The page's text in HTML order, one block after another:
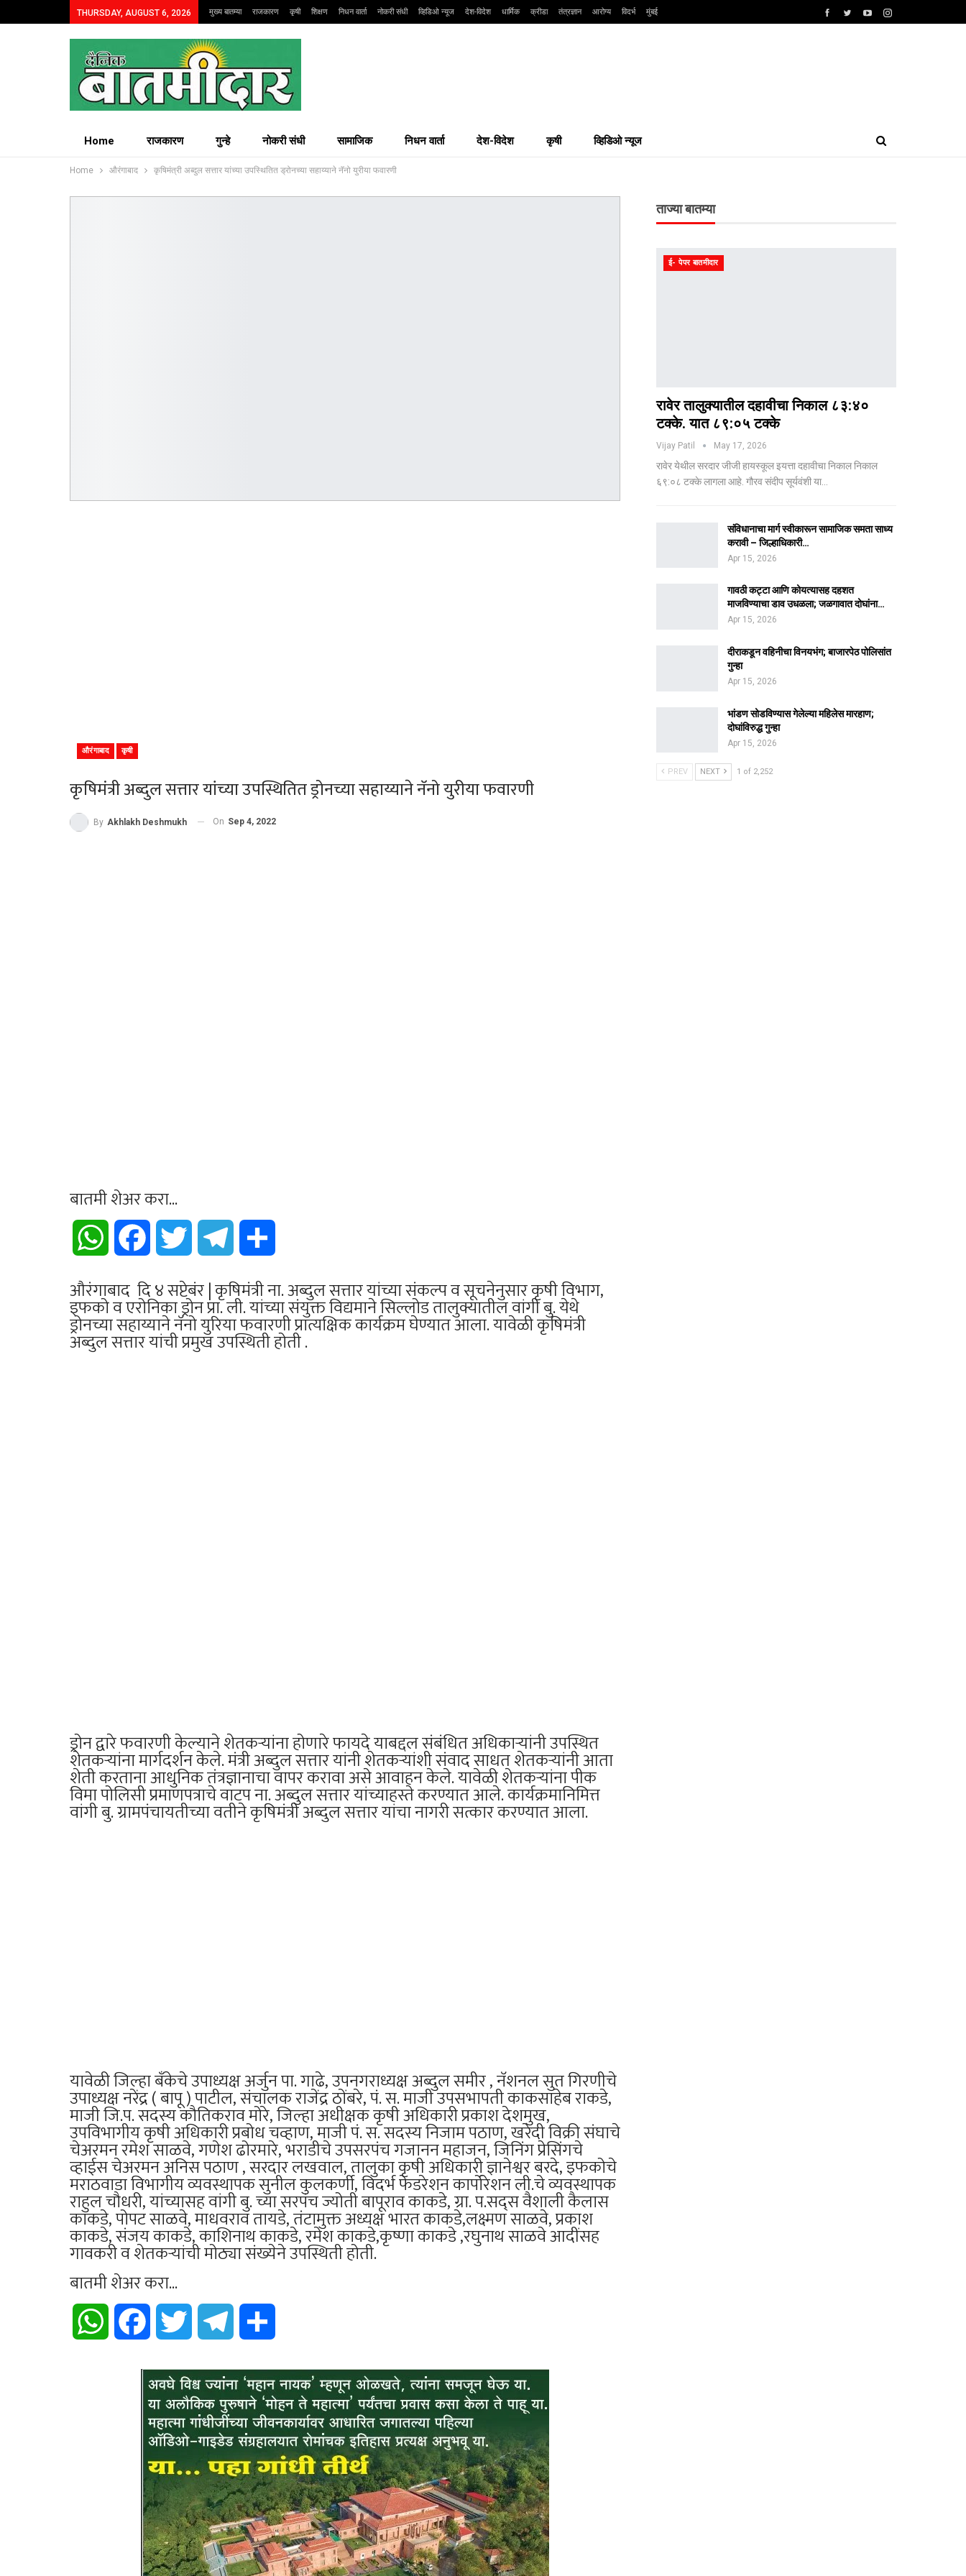
THURSDAY, AUGUST 6, 2026 मुख्य बातम्या राजकारण कृषी शिक्षण निधन वार्ता नोकरी संधी व्हिडिओ न्यूज देश-विदेश धार्मिक क्रीडा तंत्रज्ञान आरोग्य विदर्भ मुंबई
Home राजकारण गुन्हे नोकरी संधी सामाजिक निधन वार्ता देश-विदेश कृषी व्हिडिओ न्यूज
Home औरंगाबाद कृषिमंत्री अब्दुल सत्तार यांच्या उपस्थितित ड्रोनच्या सहाय्याने नॅनो युरीया फवारणी
औरंगाबाद कृषी
कृषिमंत्री अब्दुल सत्तार यांच्या उपस्थितित ड्रोनच्या सहाय्याने नॅनो युरीया फवारणी
By Akhlakh Deshmukh On Sep 4, 2022
बातमी शेअर करा...
WhatsApp Facebook Twitter Telegram
औरंगाबाद दि ४ सप्टेबंर | कृषिमंत्री ना. अब्दुल सत्तार यांच्या संकल्प व सूचनेनुसार कृषी विभाग,
इफको व एरोनिका ड्रोन प्रा. ली. यांच्या संयुक्त विद्यमाने सिल्लोड तालुक्यातील वांगी बु. येथे
ड्रोनच्या सहाय्याने नॅनो युरिया फवारणी प्रात्यक्षिक कार्यक्रम घेण्यात आला. यावेळी कृषिमंत्री
अब्दुल सत्तार यांची प्रमुख उपस्थिती होती .
ड्रोन द्वारे फवारणी केल्याने शेतकऱ्यांना होणारे फायदे याबद्दल संबंधित अधिकाऱ्यांनी उपस्थित
शेतकऱ्यांना मार्गदर्शन केले. मंत्री अब्दुल सत्तार यांनी शेतकऱ्यांशी संवाद साधत शेतकऱ्यांनी आता
शेती करताना आधुनिक तंत्रज्ञानाचा वापर करावा असे आवाहन केले. यावेळी शेतकऱ्यांना पीक
विमा पोलिसी प्रमाणपत्राचे वाटप ना. अब्दुल सत्तार यांच्याहस्ते करण्यात आले. कार्यक्रमानिमित्त
वांगी बु. ग्रामपंचायतीच्या वतीने कृषिमंत्री अब्दुल सत्तार यांचा नागरी सत्कार करण्यात आला.
यावेळी जिल्हा बँकेचे उपाध्यक्ष अर्जुन पा. गाढे, उपनगराध्यक्ष अब्दुल समीर , नॅशनल सुत गिरणीचे
उपाध्यक्ष नरेंद्र ( बापू ) पाटील, संचालक राजेंद्र ठोंबरे, पं. स. माजी उपसभापती काकसाहेब राकडे,
माजी जि.प. सदस्य कौतिकराव मोरे, जिल्हा अधीक्षक कृषी अधिकारी प्रकाश देशमुख,
उपविभागीय कृषी अधिकारी प्रबोध चव्हाण, माजी पं. स. सदस्य निजाम पठाण, खरेदी विक्री संघाचे
चेअरमन रमेश साळवे, गणेश ढोरमारे, भराडीचे उपसरपंच गजानन महाजन, जिनिंग प्रेसिंगचे
व्हाईस चेअरमन अनिस पठाण , सरदार लखवाल, तालुका कृषी अधिकारी ज्ञानेश्वर बरदे, इफकोचे
मराठवाडा विभागीय व्यवस्थापक सुनील कुलकर्णी, विदर्भ फेडरेशन कार्पोरेशन ली.चे व्यवस्थापक
राहुल चौधरी, यांच्यासह वांगी बु. च्या सरपंच ज्योती बापूराव काकडे, ग्रा. प.सद्स वैशाली कैलास
काकडे, पोपट साळवे, माधवराव तायडे, तंटामुक्त अध्यक्ष भारत काकडे,लक्ष्मण साळवे, प्रकाश
काकडे, संजय काकडे, काशिनाथ काकडे, रमेश काकडे,कृष्णा काकडे ,रघुनाथ साळवे आदींसह
गावकरी व शेतकऱ्यांची मोठ्या संख्येने उपस्थिती होती.
बातमी शेअर करा...
WhatsApp Facebook Twitter Telegram
ताज्या बातम्या
ई- पेपर बातमीदार
रावेर तालुक्यातील दहावीचा निकाल ८३:४०
टक्के. यात ८९:०५ टक्के
Vijay Patil May 17, 2026
रावेर येथील सरदार जीजी हायस्कूल इयत्ता दहावीचा निकाल निकाल
६९:०८ टक्के लागला आहे. गौरव संदीप सूर्यवंशी या…
संविधानाचा मार्ग स्वीकारून सामाजिक समता साध्य
करावी – जिल्हाधिकारी…
Apr 15, 2026
गावठी कट्टा आणि कोयत्यासह दहशत
माजविण्याचा डाव उधळला; जळगावात दोघांना…
Apr 15, 2026
दीराकडून वहिनीचा विनयभंग; बाजारपेठ पोलिसांत
गुन्हा
Apr 15, 2026
भांडण सोडविण्यास गेलेल्या महिलेस मारहाण;
दोघांविरुद्ध गुन्हा
Apr 15, 2026
PREV NEXT 1 of 2,252